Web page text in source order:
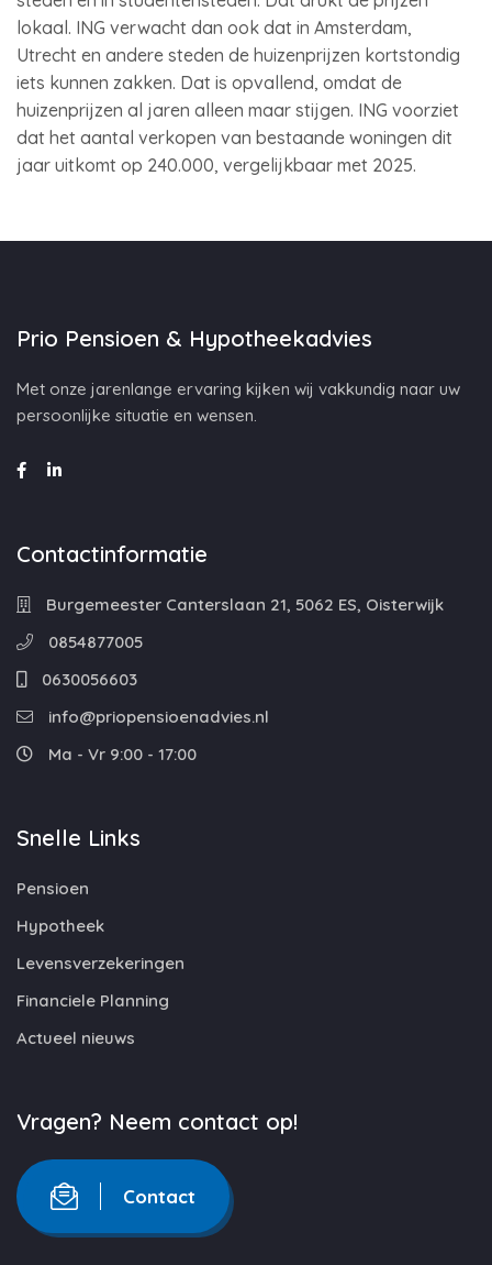
lokaal. ING verwacht dan ook dat in Amsterdam,
Utrecht en andere steden de huizenprijzen kortstondig
iets kunnen zakken. Dat is opvallend, omdat de
huizenprijzen al jaren alleen maar stijgen. ING voorziet
dat het aantal verkopen van bestaande woningen dit
jaar uitkomt op 240.000, vergelijkbaar met 2025.
Prio Pensioen & Hypotheekadvies
Met onze jarenlange ervaring kijken wij vakkundig naar uw
persoonlijke situatie en wensen.
Contactinformatie
Burgemeester Canterslaan 21, 5062 ES, Oisterwijk
0854877005
0630056603
info@priopensioenadvies.nl
Ma - Vr 9:00 - 17:00
Snelle Links
Pensioen
Hypotheek
Levensverzekeringen
Financiele Planning
Actueel nieuws
Vragen? Neem contact op!
Contact